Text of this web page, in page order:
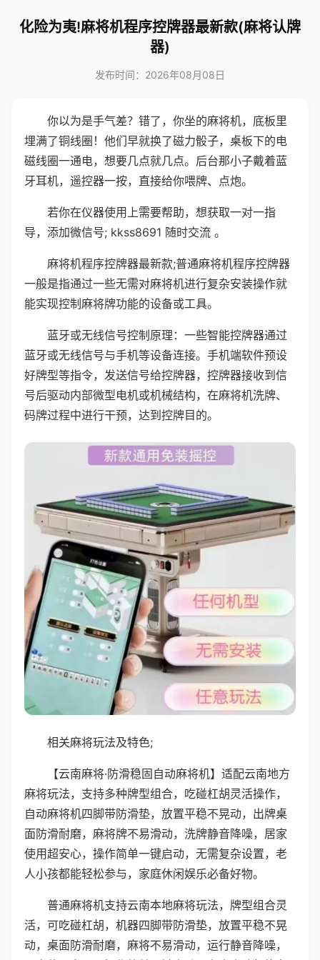
化险为夷!麻将机程序控牌器最新款(麻将认牌
器)
发布时间：2026年08月08日
你以为是手气差？错了，你坐的麻将机，底板里
埋满了铜线圈！他们早就换了磁力骰子，桌板下的电
磁线圈一通电，想要几点就几点。后台那小子戴着蓝
牙耳机，遥控器一按，直接给你喂牌、点炮。
若你在仪器使用上需要帮助，想获取一对一指
导，添加微信号; kkss8691 随时交流 。
麻将机程序控牌器最新款;普通麻将机程序控牌器
一般是指通过一些无需对麻将机进行复杂安装操作就
能实现控制麻将牌功能的设备或工具。
蓝牙或无线信号控制原理：一些智能控牌器通过
蓝牙或无线信号与手机等设备连接。手机端软件预设
好牌型等指令，发送信号给控牌器，控牌器接收到信
号后驱动内部微型电机或机械结构，在麻将机洗牌、
码牌过程中进行干预，达到控牌目的。
相关麻将玩法及特色;
【云南麻将·防滑稳固自动麻将机】适配云南地方
麻将玩法，支持多种牌型组合，吃碰杠胡灵活操作，
自动麻将机四脚带防滑垫，放置平稳不晃动，出牌桌
面防滑耐磨，麻将牌不易滑动，洗牌静音降噪，居家
使用超安心，操作简单一键启动，无需复杂设置，老
人小孩都能轻松参与，家庭休闲娱乐必备好物。
普通麻将机支持云南本地麻将玩法，牌型组合灵
活，可吃碰杠胡，机器四脚带防滑垫，放置平稳不晃
动，桌面防滑耐磨，麻将不易滑动，运行静音降噪，